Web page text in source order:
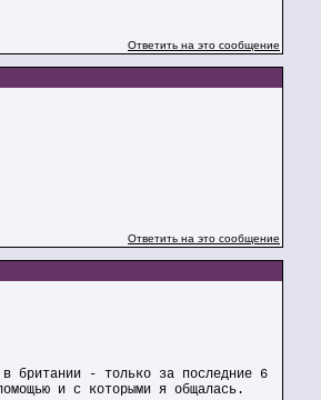
Ответить на это сообщение
Ответить на это сообщение
британии - только за последние 6
и с которыми я общалась.